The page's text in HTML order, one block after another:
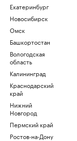
Екатеринбург
Новосибирск
Омск
Башкортостан
Вологодская
область
Калининград
Краснодарский
край
Нижний
Новгород
Пермский край
Ростов-на-Дону